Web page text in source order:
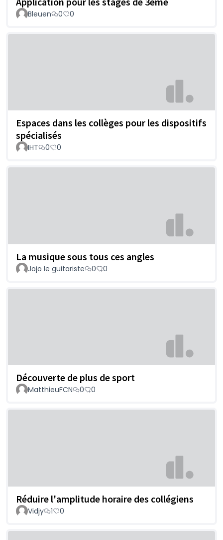
Bleuen 0 0
Espaces dans les collèges pour les dispositifs
spécialisés
IHT 0 0
La musique sous tous ces angles
Jojo le guitariste 0 0
Découverte de plus de sport
MatthieuFCN 0 0
Réduire l'amplitude horaire des collégiens
Vidjy 1 0